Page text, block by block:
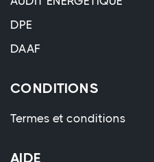
DPE
DAAF
CONDITIONS
Termes et conditions
AIDE